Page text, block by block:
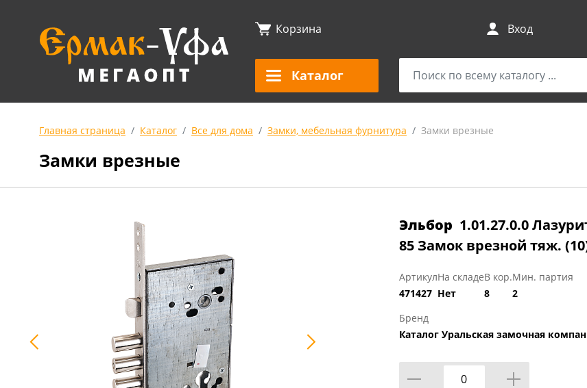
Корзина Вход
Каталог
Главная страница Каталог Все для дома Замки, мебельная фурнитура Замки врезные
Замки врезные
Эльбор 1.01.27.0.0
85 Замок врезной тяж.
Артикул
471427
На складе
Нет
В кор.
8
Мин. партия
2
Бренд
Каталог Уральская замочная